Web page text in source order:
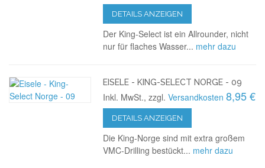
DETAILS ANZEIGEN
Der King-Select ist ein Allrounder, nicht
nur für flaches Wasser... mehr dazu
EISELE - KING-SELECT NORGE - 09
Inkl. MwSt., zzgl.Versandkosten 8,95 €
DETAILS ANZEIGEN
Die King-Norge sind mit extra großem
VMC-Drilling bestückt... mehr dazu